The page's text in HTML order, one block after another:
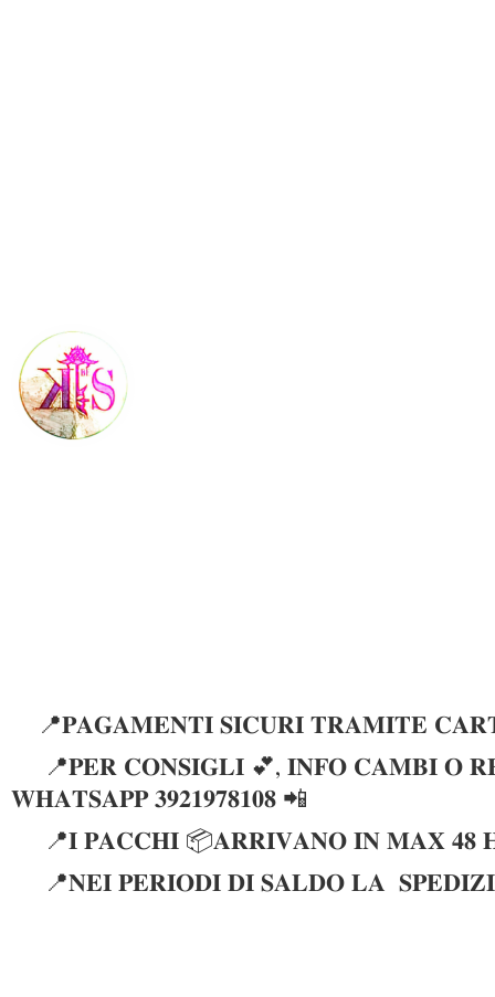
📍𝐏𝐀𝐆𝐀𝐌𝐄𝐍𝐓𝐈 𝐒𝐈𝐂𝐔𝐑𝐈 𝐓𝐑𝐀𝐌𝐈𝐓𝐄
📍𝐏𝐄𝐑 𝐂𝐎𝐍𝐒𝐈𝐆𝐋𝐈 💕, 𝐈𝐍𝐅𝐎 𝐂𝐀𝐌𝐁𝐈 𝐎
𝐖𝐇𝐀𝐓𝐒𝐀𝐏𝐏 𝟑𝟗𝟐𝟏𝟗𝟕𝟖𝟏𝟎𝟖 📲
📍𝐈 𝐏𝐀𝐂𝐂𝐇𝐈 📦𝐀𝐑𝐑𝐈𝐕𝐀𝐍𝐎 𝐈𝐍 𝐌𝐀𝐗 𝟒𝟖
📍𝐍𝐄𝐈 𝐏𝐄𝐑𝐈𝐎𝐃𝐈 𝐃𝐈 𝐒𝐀𝐋𝐃𝐎 𝐋𝐀